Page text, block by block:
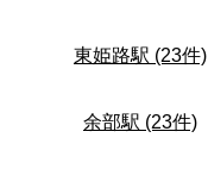
東姫路駅 (23件)
余部駅 (23件)